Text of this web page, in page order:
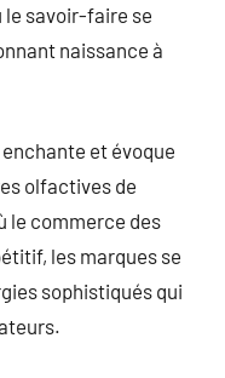
savoir-faire se
naissance à
et évoque
olfactives de
le commerce des
les marques se
sophistiqués qui